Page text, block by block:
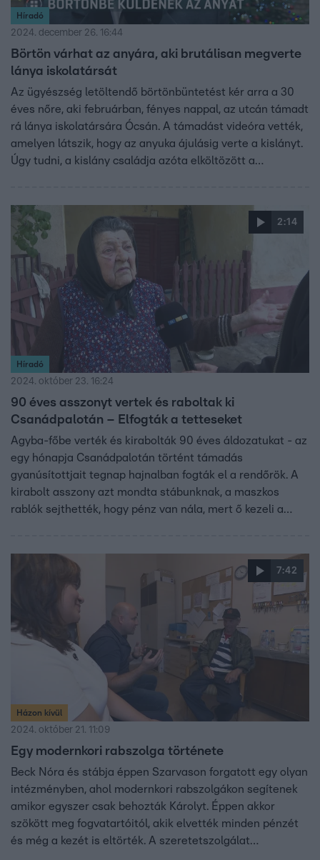
Híradó
2024. december 26. 16:44
Börtön várhat az anyára, aki brutálisan megverte
lánya iskolatársát
Az ügyészség letöltendő börtönbüntetést kér arra a 30
éves nőre, aki februárban, fényes nappal, az utcán támadt
rá lánya iskolatársára Ócsán. A támadást videóra vették,
amelyen látszik, hogy az anyuka ájulásig verte a kislányt.
Úgy tudni, a kislány családja azóta elköltözött a
2:14
Híradó
2024. október 23. 16:24
90 éves asszonyt vertek és raboltak ki
Csanádpalotán – Elfogták a tetteseket
Agyba-főbe verték és kirabolták 90 éves áldozatukat - az
egy hónapja Csanádpalotán történt támadás
gyanúsítottjait tegnap hajnalban fogták el a rendőrök. A
kirabolt asszony azt mondta stábunknak, a maszkos
rablók sejthették, hogy pénz van nála, mert ő kezeli a
gyanúsítottak egy helybeli házaspár és tizenkilenc éves
7:42
Házon kívül
2024. október 21. 11:09
Egy modernkori rabszolga története
Beck Nóra és stábja éppen Szarvason forgatott egy olyan
intézményben, ahol modernkori rabszolgákon segítenek
amikor egyszer csak behozták Károlyt. Éppen akkor
szökött meg fogvatartóitól, akik elvették minden pénzét
és még a kezét is eltörték. A szeretetszolgálat